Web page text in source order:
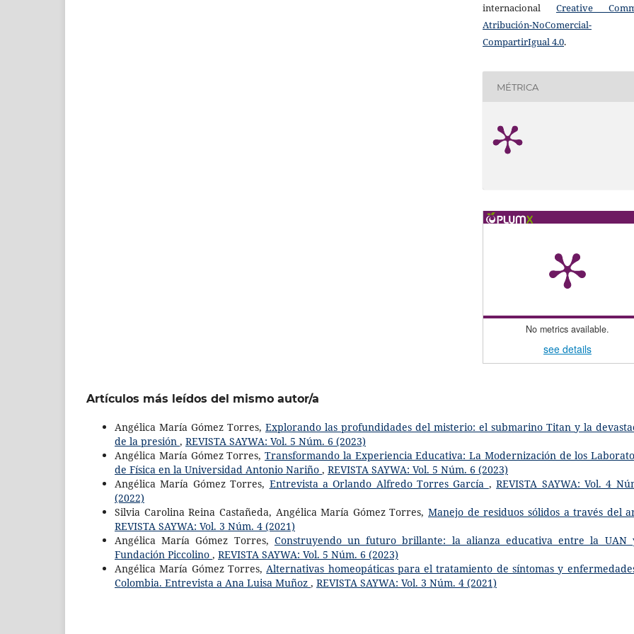
internacional Creative
Atribución-NoComercial-
CompartirIgual 4.0.
MÉTRICA
No metrics available.
see details
Artículos más leídos del mismo autor/a
Angélica María Gómez Torres, Explorando las profundidades del misterio: el submarino Titan y la
de la presión , REVISTA SAYWA: Vol. 5 Núm. 6 (2023)
Angélica María Gómez Torres, Transformando la Experiencia Educativa: La Modernización de los
de Física en la Universidad Antonio Nariño , REVISTA SAYWA: Vol. 5 Núm. 6 (2023)
Angélica María Gómez Torres, Entrevista a Orlando Alfredo Torres García ,REVISTA SAYWA: Vol. 4
(2022)
Silvia Carolina Reina Castañeda, Angélica María Gómez Torres, Manejo de residuos sólidos a través del
REVISTA SAYWA: Vol. 3 Núm. 4 (2021)
Angélica María Gómez Torres, Construyendo un futuro brillante: la alianza educativa entre la UAN
Fundación Piccolino , REVISTA SAYWA: Vol. 5 Núm. 6 (2023)
Angélica María Gómez Torres, Alternativas homeopáticas para el tratamiento de síntomas y
Colombia. Entrevista a Ana Luisa Muñoz , REVISTA SAYWA: Vol. 3 Núm. 4 (2021)